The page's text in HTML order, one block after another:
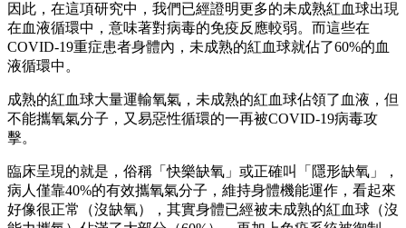
因此，在這項研究中，我們已經證明更多的未成熟紅血球出現
在血液循環中，意味著對病毒的免疫反應較弱。而這些在
COVID-19重症患者身體內，未成熟的紅血球就佔了60%的血
液循環中。
成熟的紅血球大量運輸氧氣，未成熟的紅血球佔領了血液，但
不能攜氧氣分子，又易惡性循環的一再被COVID-19病毒攻
擊。
臨床呈現的就是，俗稱「快樂缺氧」或正確叫「隱形缺氧」，
病人僅靠40%的有效攜氧氣分子，維持身體機能運作，看起來
好像很正常（沒缺氧），其實身體已經被未成熟的紅血球（沒